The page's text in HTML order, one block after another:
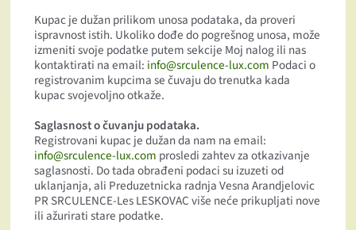
Kupac je dužan prilikom unosa podataka, da proveri
ispravnost istih. Ukoliko dođe do pogrešnog unosa, može
izmeniti svoje podatke putem sekcije Moj nalog ili nas
kontaktirati na email: info@srculence-lux.com Podaci o
registrovanim kupcima se čuvaju do trenutka kada
kupac svojevoljno otkaže.
Saglasnost o čuvanju podataka.
Registrovani kupac je dužan da nam na email:
info@srculence-lux.com prosledi zahtev za otkazivanje
saglasnosti. Do tada obrađeni podaci su izuzeti od
uklanjanja, ali Preduzetnicka radnja Vesna Arandjelovic
PR SRCULENCE-Les LESKOVAC više neće prikupljati nove
ili ažurirati stare podatke.